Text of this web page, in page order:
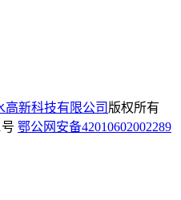
高新科技有限公司 版权所有
鄂公网安备42010602002289